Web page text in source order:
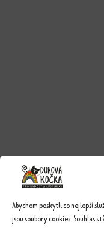
Abychom poskytli co nejlepší
jsou soubory cookies. Souhlas